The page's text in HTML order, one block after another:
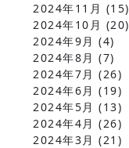
2024年11月 (15)
2024年10月 (20)
2024年9月 (4)
2024年8月 (7)
2024年7月 (26)
2024年6月 (19)
2024年5月 (13)
2024年4月 (26)
2024年3月 (21)